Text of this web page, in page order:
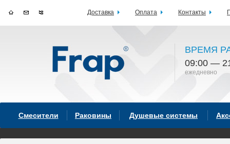
ВРЕМЯ
09:00 —
ежедневно
Смесители Раковины Душевые системы
Доставка Оплата Контакты